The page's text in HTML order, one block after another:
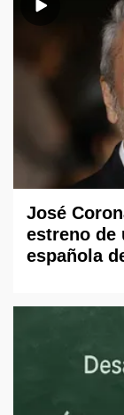
José
estreno de
española